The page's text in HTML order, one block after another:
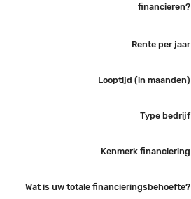
financieren?
Rente per jaar
Looptijd (in maanden)
Type bedrijf
Kenmerk financiering
Wat is uw totale financieringsbehoefte?